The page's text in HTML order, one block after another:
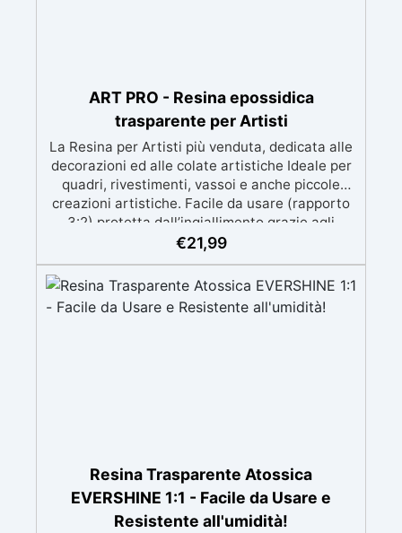
ART PRO - Resina epossidica
trasparente per Artisti
La Resina per Artisti più venduta, dedicata alle
decorazioni ed alle colate artistiche Ideale per
quadri, rivestimenti, vassoi e anche piccole
creazioni artistiche. Facile da usare (rapporto
3:2) protetta dall’ingiallimento grazie agli
speciali filtri UV Formula densa : non cola via,
in 12-24h garantendo una superficie lucida e
brillante
€21,99
Resina Trasparente Atossica
EVERSHINE 1:1 - Facile da Usare e
Resistente all'umidità!